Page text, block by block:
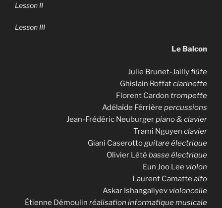
Lesson II
Lesson III
Le Balcon
Julie Brunet-Jaillyflûte
Ghislain Roffatclarinette
Florent Cardon trompette
Adélaïde Férrière percussions
Jean-Frédéric Neuburgerpiano & clavier
Trami Nguyen clavier
Giani Caserottoguitare électrique
Olivier Lété basse électrique
Eun Joo Lee violon
Laurent Camatte alto
Askar Ishangaliyev violoncelle
Étienne Démoulin réalisation informatique musicale